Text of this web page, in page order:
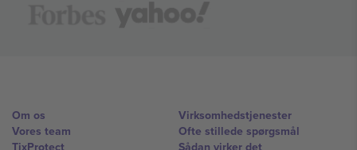
Om os
Vores team
TixProtect
Virksomhedstjenester
Ofte stillede spørgsmål
Sådan virker det